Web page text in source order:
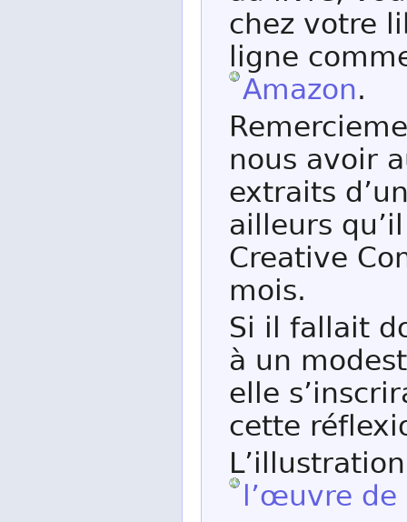
chez votre
ligne
Amazon.
nous avoir
extraits
ailleurs
Creative
mois.
Si il fallait
à un
elle
cette
l’œuvre de